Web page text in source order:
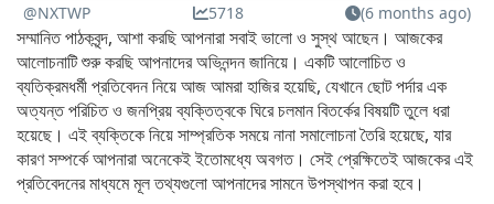
@NXTWP 5718 (6 months ago)
সম্মানিত পাঠকবৃন্দ, আশা করছি আপনারা সবাই ভালো ও সুস্থ আছেন। আজকের
আলোচনাটি শুরু করছি আপনাদের অভিনন্দন জানিয়ে। একটি আলোচিত ও
ব্যতিক্রমধর্মী প্রতিবেদন নিয়ে আজ আমরা হাজির হয়েছি, যেখানে ছোট পর্দার এক
অত্যন্ত পরিচিত ও জনপ্রিয় ব্যক্তিত্বকে ঘিরে চলমান বিতর্কের বিষয়টি তুলে ধরা
হয়েছে। এই ব্যক্তিকে নিয়ে সাম্প্রতিক সময়ে নানা সমালোচনা তৈরি হয়েছে, যার
কারণ সম্পর্কে আপনারা অনেকেই ইতোমধ্যে অবগত। সেই প্রেক্ষিতেই আজকের এই
প্রতিবেদনের মাধ্যমে মূল তথ্যগুলো আপনাদের সামনে উপস্থাপন করা হবে।